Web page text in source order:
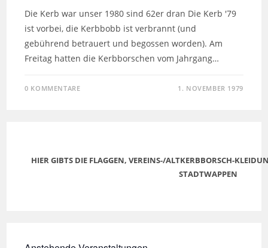
Die Kerb war unser 1980 sind 62er dran Die Kerb '79
ist vorbei, die Kerbbobb ist verbrannt (und
gebührend betrauert und begossen worden). Am
Freitag hatten die Kerbborschen vom Jahrgang…
0 KOMMENTARE 1. NOVEMBER 1979
HIER GIBTS DIE FLAGGEN, VEREINS-/ALTKERBBORSCH-
STADTWAPPEN